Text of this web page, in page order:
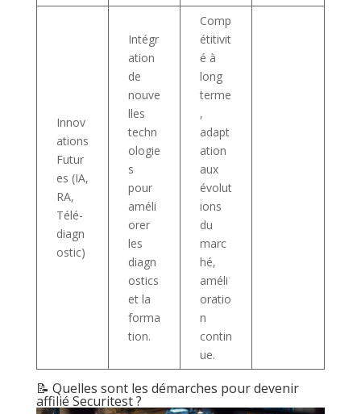
Innov
ations
Futur
es (IA,
RA,
Télé-
diagn
ostic)
Intégr
ation
de
nouve
lles
techn
ologie
s
pour
améli
orer
les
diagn
ostics
et la
forma
tion.
Comp
étitivit
é à
long
terme
,
adapt
ation
aux
évolut
ions
du
marc
hé,
améli
oratio
n
contin
ue.
📝 Quelles sont les démarches pour devenir
affilié Securitest ?